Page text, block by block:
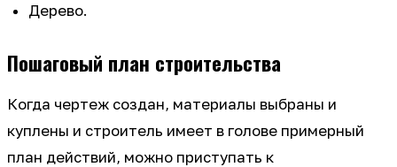
Дерево.
Пошаговый план строительства
Когда чертеж создан, материалы выбраны и
куплены и строитель имеет в голове примерный
план действий, можно приступать к